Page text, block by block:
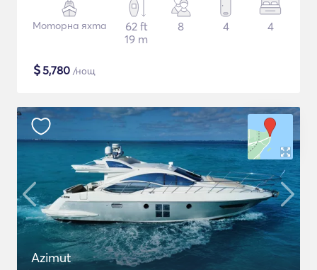
Моторна яхта
62 ft
19 m
8 4 4
$5,780 /нощ
Azimut